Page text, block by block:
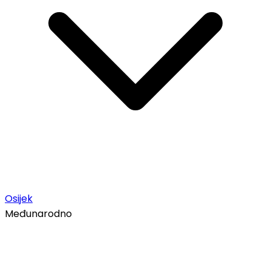
Osijek
Međunarodno